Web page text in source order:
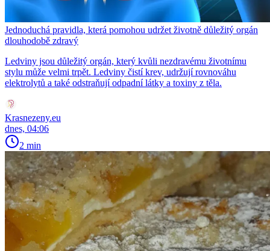
Jednoduchá pravidla, která pomohou udržet životně důležitý orgán
dlouhodobě zdravý
Ledviny jsou důležitý orgán, který kvůli nezdravému životnímu
stylu může velmi trpět. Ledviny čistí krev, udržují rovnováhu
elektrolytů a také odstraňují odpadní látky a toxiny z těla.
Krasnezeny.eu
dnes, 04:06
2 min